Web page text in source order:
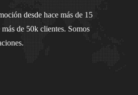
desde hace más de 15
de 50k clientes. Somos